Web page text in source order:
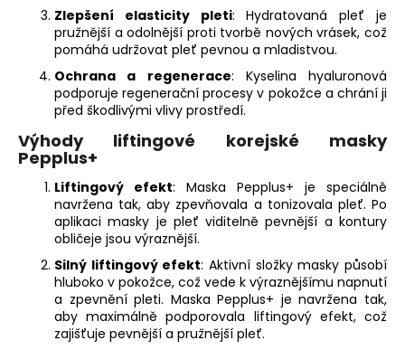
Zlepšení elasticity pleti: Hydratovaná pleť je
pružnější a odolnější proti tvorbě nových vrásek, což
pomáhá udržovat pleť pevnou a mladistvou.
Ochrana a regenerace: Kyselina hyaluronová
podporuje regenerační procesy v pokožce a chrání ji
před škodlivými vlivy prostředí.
Výhody liftingové korejské masky
Pepplus+
Liftingový efekt: Maska Pepplus+ je speciálně
navržena tak, aby zpevňovala a tonizovala pleť. Po
aplikaci masky je pleť viditelně pevnější a kontury
obličeje jsou výraznější.
Silný liftingový efekt: Aktivní složky masky působí
hluboko v pokožce, což vede k výraznějšímu napnutí
a zpevnění pleti. Maska Pepplus+ je navržena tak,
aby maximálně podporovala liftingový efekt, což
zajišťuje pevnější a pružnější pleť.
PEPPLUS
HINOKI
CARE
ŠAMPON
(500